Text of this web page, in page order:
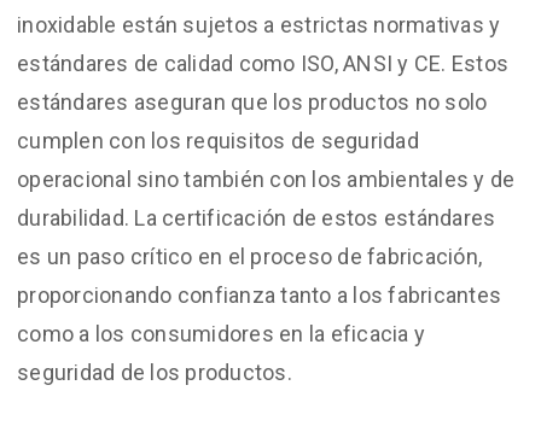
inoxidable están sujetos a estrictas normativas y
estándares de calidad como ISO, ANSI y CE. Estos
estándares aseguran que los productos no solo
cumplen con los requisitos de seguridad
operacional sino también con los ambientales y de
durabilidad. La certificación de estos estándares
es un paso crítico en el proceso de fabricación,
proporcionando confianza tanto a los fabricantes
como a los consumidores en la eficacia y
seguridad de los productos.